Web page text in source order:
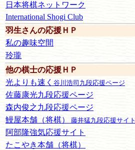
日本将棋ネットワーク
International Shogi Club
羽生さんの応援ＨＰ
私の趣味空間
玲瓏
他の棋士の応援ＨＰ
光よりも速く 谷川浩司九段応援ページ
佐藤康光九段応援ページ
森内俊之九段応援ページ
鰻屋本舗（将棋）
藤井猛九段応援サイト
阿部隆強気応援サイト
たこやき本舗（将棋）